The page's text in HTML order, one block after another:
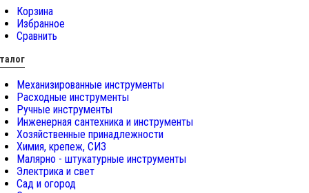
Корзина
Избранное
Сравнить
Механизированные инструменты
Расходные инструменты
Ручные инструменты
Инженерная сантехника и инструменты
Хозяйственные принадлежности
Химия, крепеж, СИЗ
Малярно - штукатурные инструменты
Электрика и свет
Сад и огород